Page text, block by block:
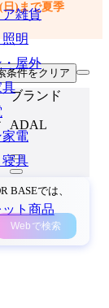
雑貨
明
・屋外
具
電
具
ト商品
日)まで夏季
条件をクリア
ブランド
ADAL
BASEでは、
Webで検索